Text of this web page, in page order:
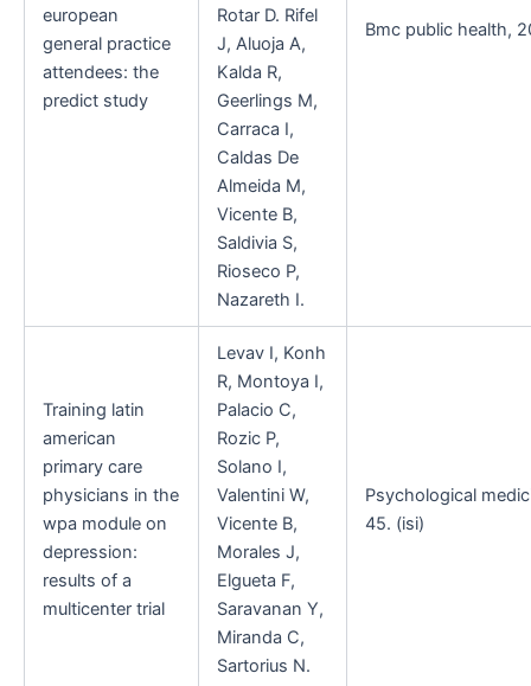
european
general practice
attendees: the
predict study
Rotar D. Rifel
J, Aluoja A,
Kalda R,
Geerlings M,
Carraca I,
Caldas De
Almeida M,
Vicente B,
Saldivia S,
Rioseco P,
Nazareth I.
Bmc public health,
Training latin
american
primary care
physicians in the
wpa module on
depression:
results of a
multicenter trial
Levav I, Konh
R, Montoya I,
Palacio C,
Rozic P,
Solano I,
Valentini W,
Vicente B,
Morales J,
Elgueta F,
Saravanan Y,
Miranda C,
Sartorius N.
Psychological
45. (isi)